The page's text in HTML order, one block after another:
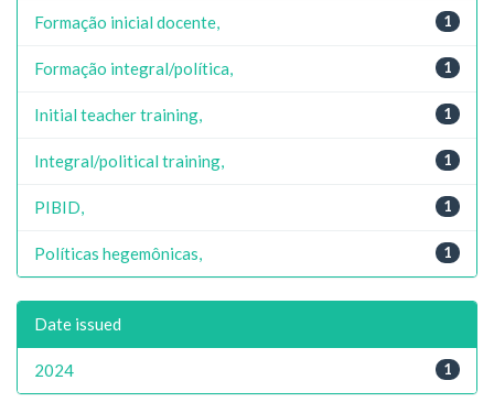
1
Formação inicial docente,
1
Formação integral/política,
1
Initial teacher training,
1
Integral/political training,
1
PIBID,
1
Políticas hegemônicas,
Date issued
1
2024